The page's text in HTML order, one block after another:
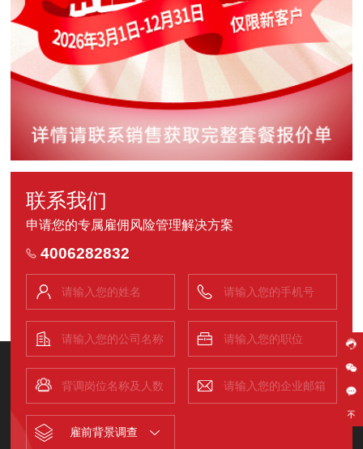
联系我们
申请您的专属雇佣风险管理解决方案
4006282832
雇前背景调查